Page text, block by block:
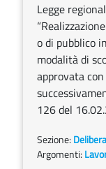
Legge
o di pubblico
modalità di
approvata
126 del
Sezione:
Argomenti: